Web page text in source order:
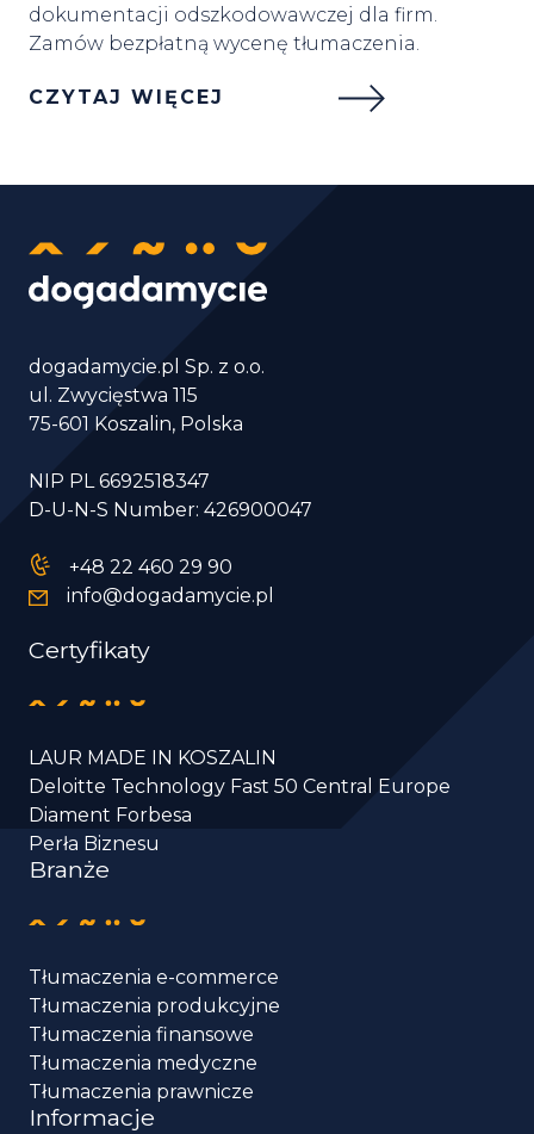
dokumentacji odszkodowawczej dla firm.
Zamów bezpłatną wycenę tłumaczenia.
CZYTAJ WIĘCEJ
dogadamycie.pl Sp. z o.o.
ul. Zwycięstwa 115
75-601 Koszalin, Polska
NIP PL 6692518347
D-U-N-S Number: 426900047
+48 22 460 29 90
info@dogadamycie.pl
Certyfikaty
LAUR MADE IN KOSZALIN
Deloitte Technology Fast 50 Central Europe
Diament Forbesa
Perła Biznesu
Branże
Tłumaczenia e-commerce
Tłumaczenia produkcyjne
Tłumaczenia finansowe
Tłumaczenia medyczne
Tłumaczenia prawnicze
Informacje